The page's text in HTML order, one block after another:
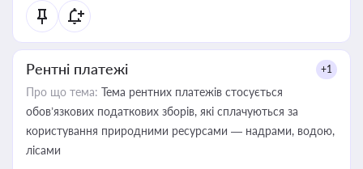
Рентні платежі +1
Про що тема: Тема рентних платежів стосується
обов’язкових податкових зборів, які сплачуються за
користування природними ресурсами — надрами, водою,
лісами